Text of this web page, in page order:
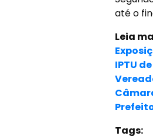
até o
Leia
IPTU
Tags: